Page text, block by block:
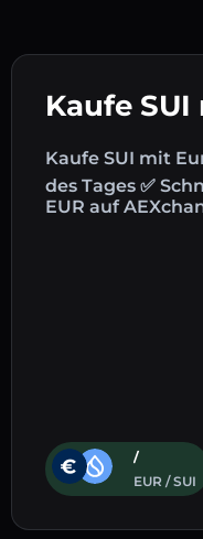
Kaufe SUI
Kaufe SUI mit
des Tages ✅
EUR auf
/
EUR / SUI